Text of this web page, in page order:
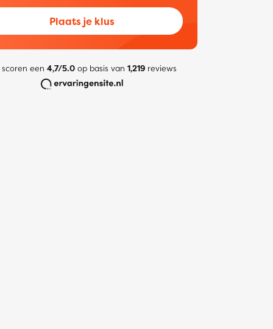
Plaats je klus
een 4,7/5.0op basis van 1,219reviews